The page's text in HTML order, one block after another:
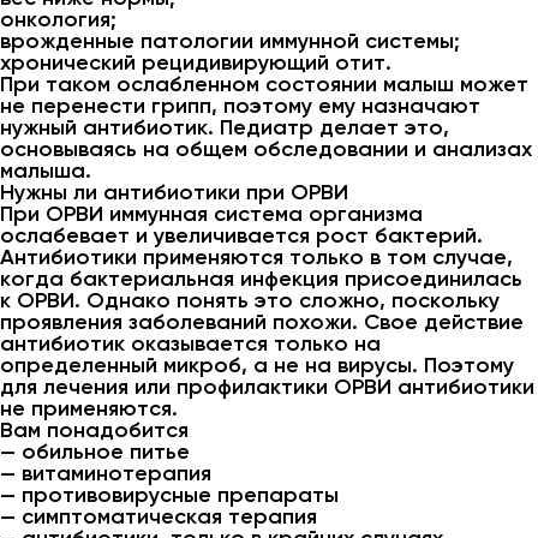
онкология;
врожденные патологии иммунной системы;
хронический рецидивирующий отит.
При таком ослабленном состоянии малыш может
не перенести грипп, поэтому ему назначают
нужный антибиотик. Педиатр делает это,
основываясь на общем обследовании и анализах
малыша.
Нужны ли антибиотики при ОРВИ
При ОРВИ иммунная система организма
ослабевает и увеличивается рост бактерий.
Антибиотики применяются только в том случае,
когда бактериальная инфекция присоединилась
к ОРВИ. Однако понять это сложно, поскольку
проявления заболеваний похожи. Свое действие
антибиотик оказывается только на
определенный микроб, а не на вирусы. Поэтому
для лечения или профилактики ОРВИ антибиотики
не применяются.
Вам понадобится
— обильное питье
— витаминотерапия
— противовирусные препараты
— симптоматическая терапия